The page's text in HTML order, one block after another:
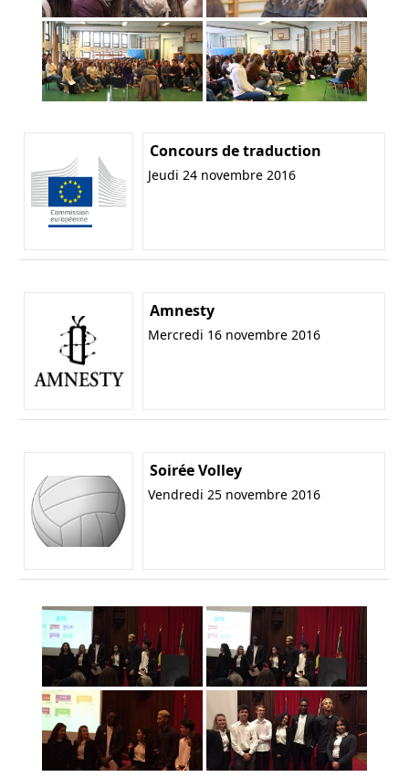
Concours de traduction
Jeudi 24 novembre 2016
Amnesty
Mercredi 16 novembre 2016
Soirée Volley
Vendredi 25 novembre 2016